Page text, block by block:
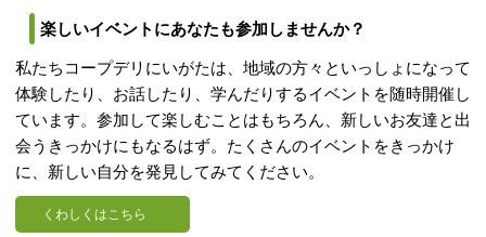
楽しいイベントにあなたも参加しませんか？
私たちコープデリにいがたは、地域の方々といっしょになって
体験したり、お話したり、学んだりするイベントを随時開催し
ています。参加して楽しむことはもちろん、新しいお友達と出
会うきっかけにもなるはず。たくさんのイベントをきっかけ
に、新しい自分を発見してみてください。
くわしくはこちら